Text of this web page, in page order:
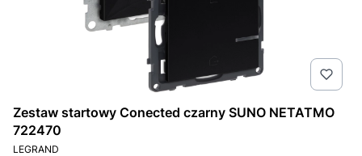
Zestaw startowy Conected czarny SUNO NETATMO
722470
PRODUCENT
LEGRAND